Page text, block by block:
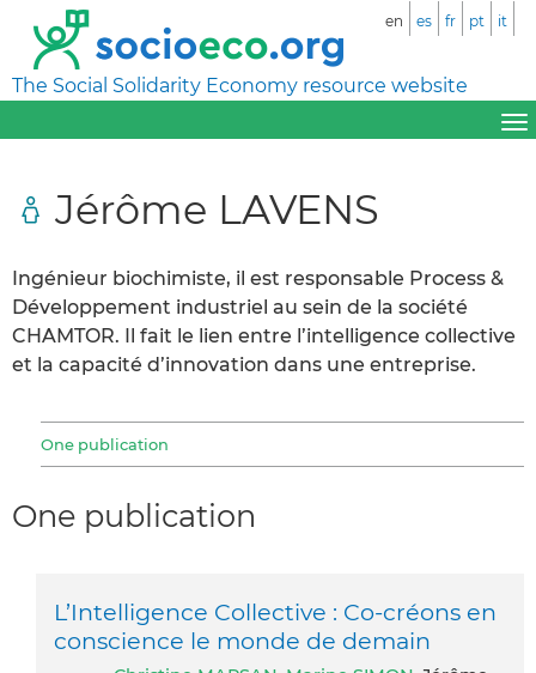
The Social Solidarity Economy resource website
en es fr pt it
Jérôme LAVENS
Ingénieur biochimiste, il est responsable Process &
Développement industriel au sein de la société
CHAMTOR. Il fait le lien entre l’intelligence collective
et la capacité d’innovation dans une entreprise.
One publication
One publication
L’Intelligence Collective : Co-créons en
conscience le monde de demain